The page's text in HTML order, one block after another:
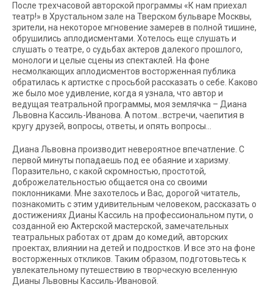
После трехчасовой авторской программы «К нам приехал
театр!» в Хрустальном зале на Тверском бульваре Москвы,
зрители, на некоторое мгновение замерев в полной тишине,
обрушились аплодисментами. Хотелось еще слушать и
слушать о театре, о судьбах актеров далекого прошлого,
монологи и целые сцены из спектаклей. На фоне
несмолкающих аплодисментов восторженная публика
обратилась к артистке с просьбой рассказать о себе. Каково
же было мое удивление, когда я узнала, что автор и
ведущая театральной программы, моя землячка – Диана
Львовна Кассиль-Иванова. А потом…встречи, чаепития в
кругу друзей, вопросы, ответы, и опять вопросы…
Диана Львовна производит невероятное впечатление. С
первой минуты попадаешь под ее обаяние и харизму.
Поразительно, с какой скромностью, простотой,
доброжелательностью общается она со своими
поклонниками. Мне захотелось и Вас, дорогой читатель,
познакомить с этим удивительным человеком, рассказать о
достижениях Дианы Кассиль на профессиональном пути, о
созданной ею Актерской мастерской, замечательных
театральных работах от драм до комедий, авторских
проектах, влиянии на детей и подростков. И все это на фоне
восторженных откликов. Таким образом, подготовьтесь к
увлекательному путешествию в творческую вселенную
Дианы Львовны Кассиль-Ивановой.